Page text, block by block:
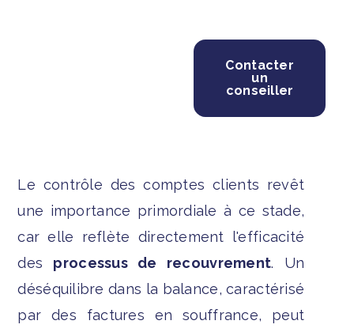
Contacter
un
conseiller
Le contrôle des comptes clients revêt
une importance primordiale à ce stade,
car elle reflète directement l'efficacité
des processus de recouvrement. Un
déséquilibre dans la balance, caractérisé
par des factures en souffrance, peut